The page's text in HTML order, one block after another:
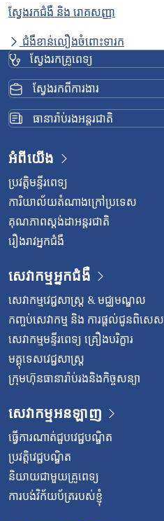
ស្វែងរកជំងឺ និង រោគសញ្ញា
ជំងឺខាន់លឿងចំពោះទារក
ស្វែងរកគ្រូពេទ្យ
ស្វែងរកពីការងារ
ធានារ៉ាប់រងអន្តរជាតិ
អំពីយើង
ប្រវត្តិមន្ទីរពេទ្យ
ការិយាល័យតំណាងក្រៅប្រទេស
គុណភាពស្តង់ដាអន្តរជាតិ
រឿងរាវអ្នកជំងឺ
សេវាកម្មអ្នកជំងឺ
សេវាកម្មវេជ្ជសាស្រ្ត & មជ្ឈមណ្ឌល
កញ្ចប់សេវាកម្ម និង ការផ្តល់ជូនពិសេស
សេវាកម្មមន្ទីរពេទ្យ គ្រឿងបរិក្ខារ
មគ្គុទេសវេជ្ជសាស្ត្រ
ក្រុមហ៊ុនធានារ៉ាប់រងនិងកិច្ចសន្យា
សេវាកម្មអនឡាញ
ធ្វើការណាត់ជួបវេជ្ជបណ្ឌិត
ប្រវត្តិវេជ្ជបណ្ឌិត
និយាយជាមួយគ្រូពេទ្យ
ការបង់វិក័យប័ត្ររបស់ខ្ញុំ